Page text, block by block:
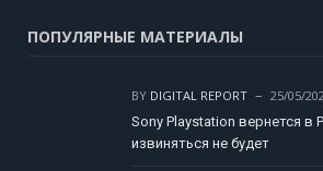
ПОПУЛЯРНЫЕ МАТЕРИАЛЫ
BY DIGITAL REPORT
25/05/
Sony Playstation вернется в
извиняться не будет